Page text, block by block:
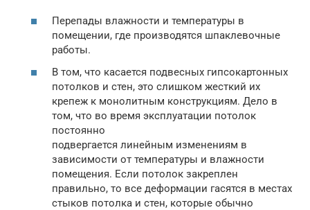
Перепады влажности и температуры в
помещении, где производятся шпаклевочные
работы.
В том, что касается подвесных гипсокартонных
потолков и стен, это слишком жесткий их
крепеж к монолитным конструкциям. Дело в
том, что во время эксплуатации потолок
постоянно
подвергается линейным изменениям в
зависимости от температуры и влажности
помещения. Если потолок закреплен
правильно, то все деформации гасятся в местах
стыков потолка и стен, которые обычно